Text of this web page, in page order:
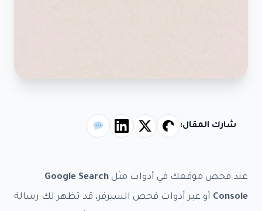
شارك المقال:
عند فحص موقعك في أدوات مثل Google Search
Console أو عبر أدوات فحص السيرفر، قد تظهر لك رسالة